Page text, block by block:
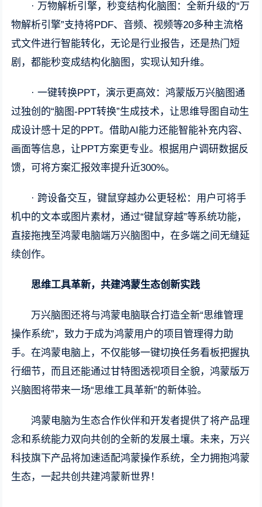
· 万物解析引擎，秒变结构化脑图：全新升级的“万
物解析引擎”支持将PDF、音频、视频等20多种主流格
式文件进行智能转化，无论是行业报告，还是热门短
剧，都能秒变成结构化脑图，实现认知升维。
· 一键转换PPT，演示更高效：鸿蒙版万兴脑图通
过独创的“脑图-PPT转换”生成技术，让思维导图自动生
成设计感十足的PPT。借助AI能力还能智能补充内容、
画面等信息，让PPT方案更专业。根据用户调研数据反
馈，可将方案汇报效率提升近300%。
· 跨设备交互，键鼠穿越办公更轻松：用户可将手
机中的文本或图片素材，通过“键鼠穿越”等系统功能，
直接拖拽至鸿蒙电脑端万兴脑图中，在多端之间无缝延
续创作。
思维工具革新，共建鸿蒙生态创新实践
万兴脑图还将与鸿蒙电脑联合打造全新“思维管理
操作系统”，致力于成为鸿蒙用户的项目管理得力助
手。在鸿蒙电脑上，不仅能够一键切换任务看板把握执
行细节，而且还能通过甘特图透视项目全貌，鸿蒙版万
兴脑图将带来一场“思维工具革新”的新体验。
鸿蒙电脑为生态合作伙伴和开发者提供了将产品理
念和系统能力双向共创的全新的发展土壤。未来，万兴
科技旗下产品将加速适配鸿蒙操作系统，全力拥抱鸿蒙
生态，一起共创共建鸿蒙新世界！